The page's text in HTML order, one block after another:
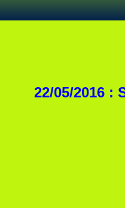
22/05/2016 :